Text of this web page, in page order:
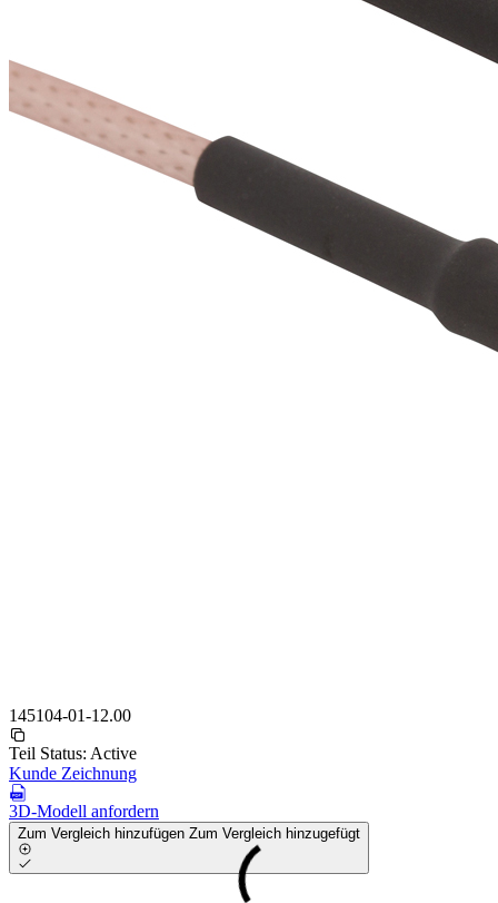
145104-01-12.00
Teil Status: Active
Kunde Zeichnung
3D-Modell anfordern
Zum Vergleich hinzufügen Zum Vergleich hinzugefügt